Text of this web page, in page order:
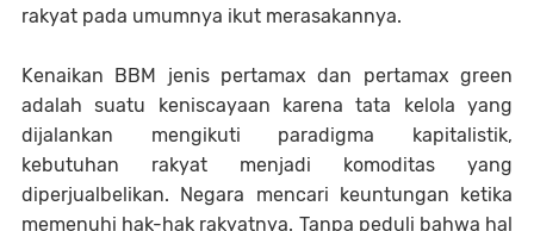
rakyat pada umumnya ikut merasakannya.
Kenaikan BBM jenis pertamax dan pertamax green
adalah suatu keniscayaan karena tata kelola yang
dijalankan mengikuti paradigma kapitalistik,
kebutuhan rakyat menjadi komoditas yang
diperjualbelikan. Negara mencari keuntungan ketika
memenuhi hak-hak rakyatnya. Tanpa peduli bahwa hal